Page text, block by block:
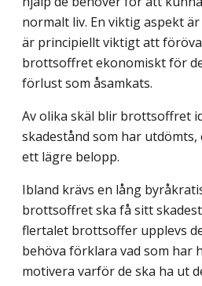
normalt liv. En viktig aspekt
är principiellt viktigt att
brottsoffret ekonomiskt för
förlust som åsamkats.
Av olika skäl blir brottsoffret
skadestånd som har
ett lägre belopp.
Ibland krävs en lång
brottsoffret ska få sitt
flertalet brottsoffer upplevs
behöva förklara vad som har
motivera varför de ska ha ut